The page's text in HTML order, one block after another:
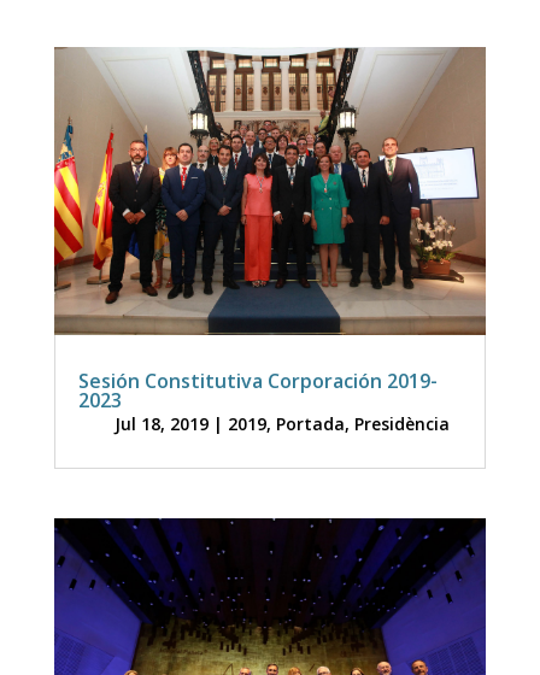
Sesión Constitutiva Corporación 2019-
2023
Jul 18, 2019| 2019, Portada, Presidència